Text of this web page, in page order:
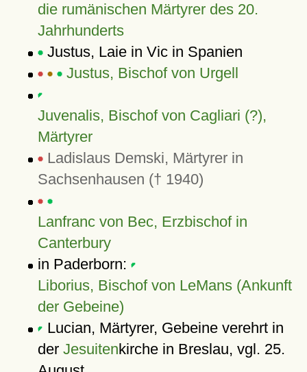
die rumänischen Märtyrer des 20.
Jahrhunderts
Justus, Laie in Vic in Spanien
Justus, Bischof von Urgell
Juvenalis, Bischof von Cagliari (?),
Märtyrer
Ladislaus Demski, Märtyrer in
Sachsenhausen († 1940)
Lanfranc von Bec, Erzbischof in
Canterbury
in Paderborn:
Liborius, Bischof von LeMans (Ankunft
der Gebeine)
Lucian, Märtyrer, Gebeine verehrt in
der Jesuitenkirche in Breslau, vgl. 25.